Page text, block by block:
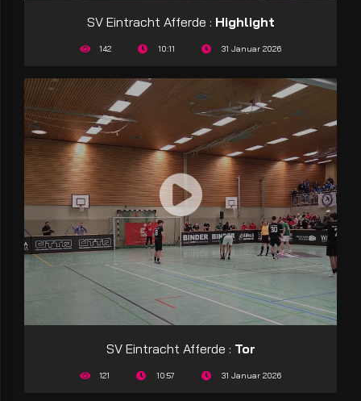
SV Eintracht Afferde : Highlight
142 10:11 31 Januar 2026
SV Eintracht Afferde : Tor
121 10:57 31 Januar 2026